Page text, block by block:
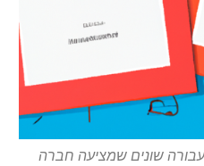
שונים שמציעה חברה